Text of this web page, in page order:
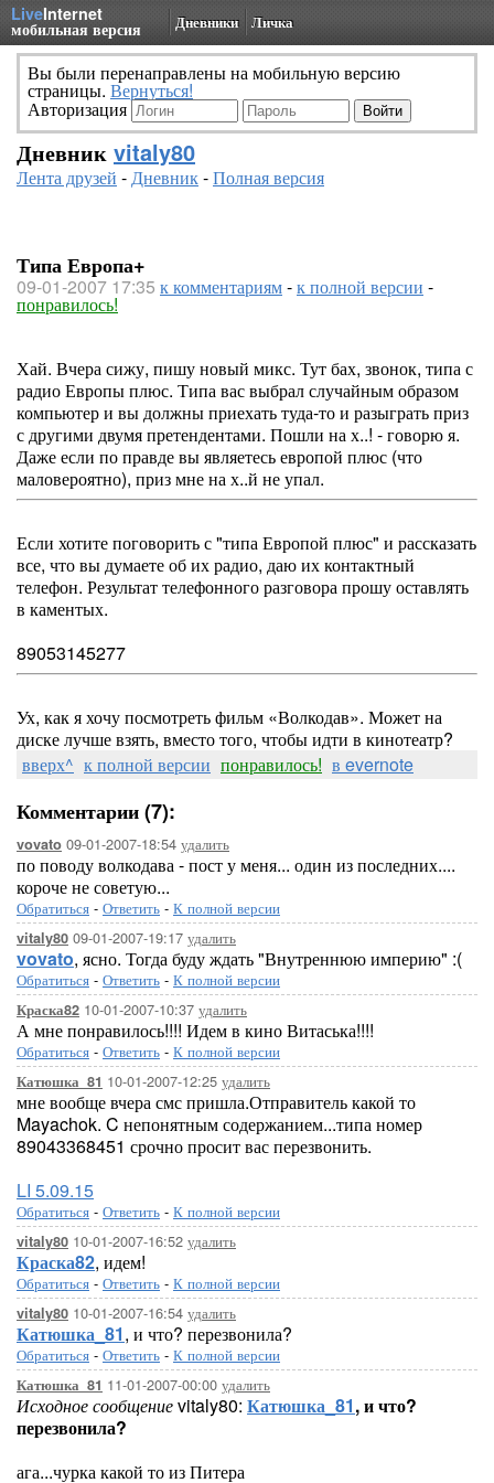
LiveInternet
мобильная версия Дневники Личка
Вы были перенаправлены на мобильную версию
страницы. Вернуться!
Авторизация
Дневник vitaly80
Лента друзей -Дневник-Полная версия
Типа Европа+
09-01-2007 17:35 к комментариям-к полной версии -
понравилось!
Хай. Вчера сижу, пишу новый микс. Тут бах, звонок, типа с
радио Европы плюс. Типа вас выбрал случайным образом
компьютер и вы должны приехать туда-то и разыграть приз
с другими двумя претендентами. Пошли на х..! - говорю я.
Даже если по правде вы являетесь европой плюс (что
маловероятно), приз мне на х..й не упал.
Если хотите поговорить с "типа Европой плюс" и рассказать
все, что вы думаете об их радио, даю их контактный
телефон. Результат телефонного разговора прошу оставлять
в каментых.
89053145277
Ух, как я хочу посмотреть фильм «Волкодав». Может на
диске лучше взять, вместо того, чтобы идти в кинотеатр?
вверх^ к полной версии понравилось! в evernote
Комментарии (7):
vovato 09-01-2007-18:54 удалить
по поводу волкодава - пост у меня... один из последних....
короче не советую...
Обратиться - Ответить - К полной версии
vitaly80 09-01-2007-19:17 удалить
vovato, ясно. Тогда буду ждать "Внутреннюю империю" :(
Обратиться - Ответить - К полной версии
Краска82 10-01-2007-10:37 удалить
А мне понравилось!!!! Идем в кино Витаська!!!!
Обратиться - Ответить - К полной версии
Катюшка_81 10-01-2007-12:25 удалить
мне вообще вчера смс пришла.Отправитель какой то
Mayachok. C непонятным содержанием...типа номер
89043368451 срочно просит вас перезвонить.
LI 5.09.15
Обратиться - Ответить - К полной версии
vitaly80 10-01-2007-16:52 удалить
Краска82, идем!
Обратиться - Ответить - К полной версии
vitaly80 10-01-2007-16:54 удалить
Катюшка_81, и что? перезвонила?
Обратиться - Ответить - К полной версии
Катюшка_81 11-01-2007-00:00 удалить
Исходное сообщениеvitaly80: Катюшка_81, и что?
перезвонила?
ага...чурка какой то из Питера